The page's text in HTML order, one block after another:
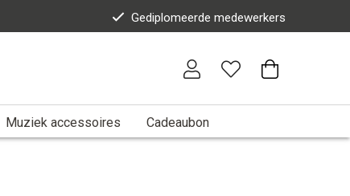
Gediplomeerde medewerkers
Muziek accessoires Cadeaubon